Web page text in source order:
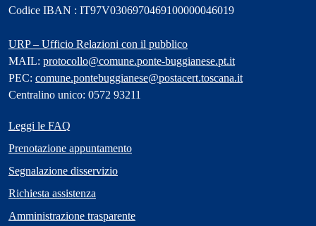
Codice IBAN : IT97V0306970469100000046019
URP – Ufficio Relazioni con il pubblico
MAIL: protocollo@comune.ponte-buggianese.pt.it
PEC: comune.pontebuggianese@postacert.toscana.it
Centralino unico: 0572 93211
Leggi le FAQ
Prenotazione appuntamento
Segnalazione disservizio
Richiesta assistenza
Amministrazione trasparente